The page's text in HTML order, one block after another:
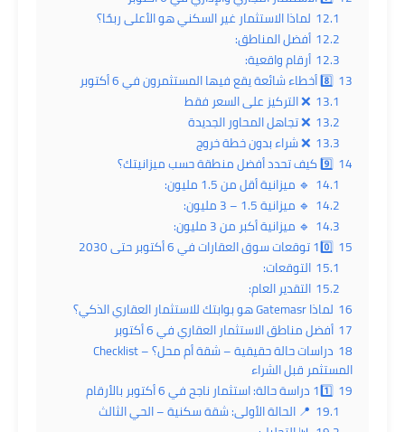
12.1 لماذا الاستثمار غير السكني هو الأعلى ربحًا؟
12.2 أفضل المناطق:
12.3 أرقام واقعية:
13 8️⃣ أخطاء شائعة يقع فيها المستثمرون في 6 أكتوبر
13.1 ❌ التركيز على السعر فقط
13.2 ❌ تجاهل المحاور الجديدة
13.3 ❌ شراء بدون خطة خروج
14 9️⃣ كيف تحدد أفضل منطقة حسب ميزانيتك؟
14.1 🔹 ميزانية أقل من 1.5 مليون:
14.2 🔹 ميزانية 1.5 – 3 مليون:
14.3 🔹 ميزانية أكبر من 3 مليون:
15 10️⃣ توقعات سوق العقارات في 6 أكتوبر حتى 2030
15.1 التوقعات:
15.2 التقدير العام:
16 لماذا Gatemasr هو بوابتك للاستثمار العقاري الذكي؟
17 أفضل مناطق الاستثمار العقاري في 6 أكتوبر
18
دراسات حالة حقيقية – شقة أم محل؟ – Checklist
المستثمر قبل الشراء
19 11️⃣ دراسة حالة: استثمار ناجح في 6 أكتوبر بالأرقام
19.1 📍 الحالة الأولى: شقة سكنية – الحي الثالث